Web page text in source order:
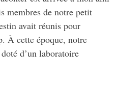
membres de notre petit
avait réunis pour
À cette époque, notre
d’un laboratoire